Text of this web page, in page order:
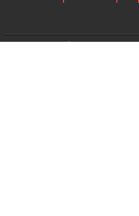
© 2014-2026 vip-